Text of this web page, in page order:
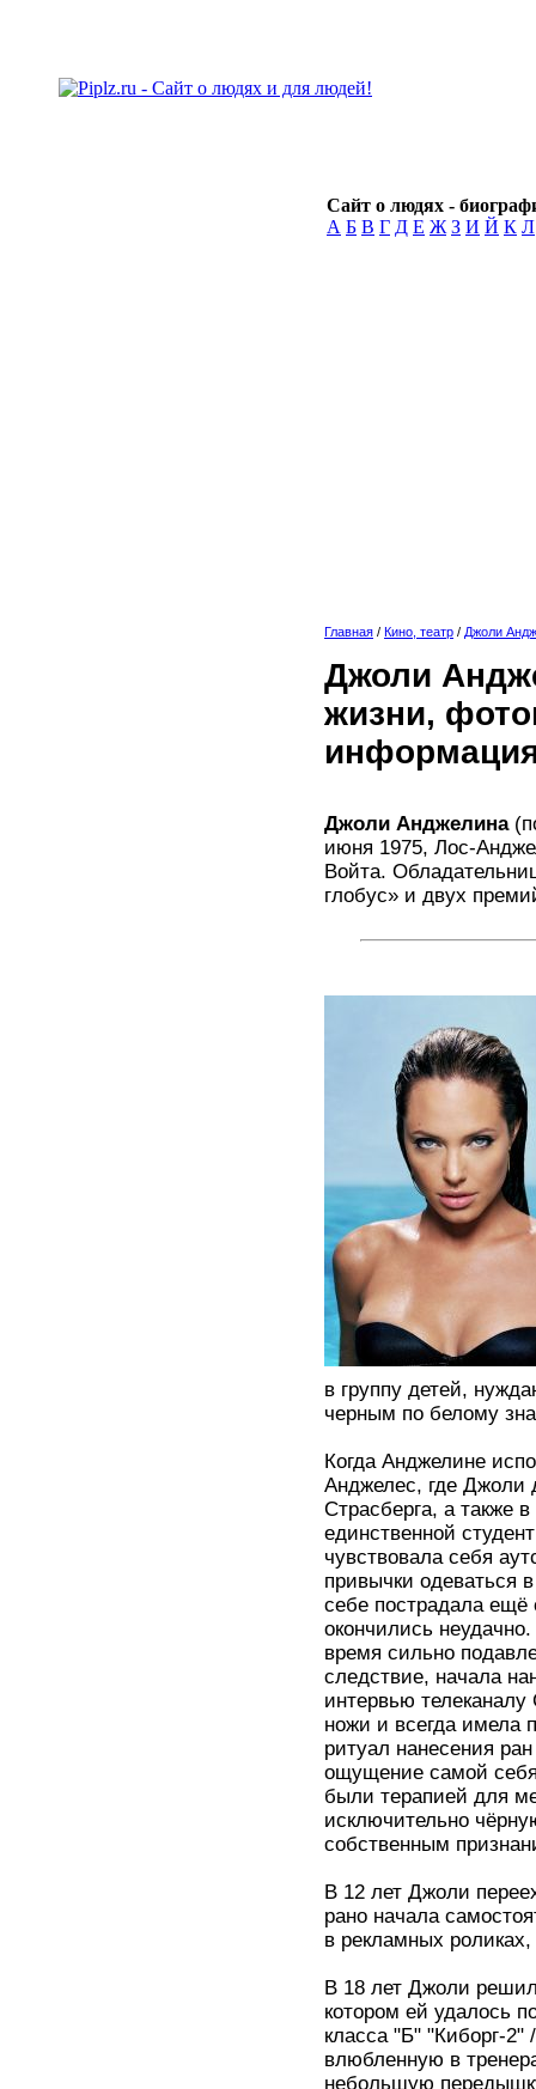
Сайт о людях -
А Б В Г Д Е Ж З И Й К Л
Главная / Кино, театр / Джоли
Джоли
жизни,
Джоли Анджелина
июня 1975, Лос-
Войта.
глобус» и двух
в группу детей,
черным по белому
Когда Анджелине
Анджелес, где Джоли
Страсберга, а также
единственной
чувствовала себя
привычки одеваться
себе пострадала ещё
окончились
время сильно
следствие, начала
интервью
ножи и всегда имела
ритуал нанесения
ощущение самой
были терапией для
исключительно
собственным
В 12 лет Джоли
рано начала
в рекламных
В 18 лет Джоли
котором ей удалось
класса "Б" "Киборг-2"
влюбленную в
небольшую